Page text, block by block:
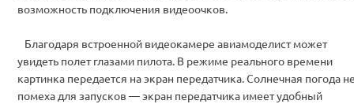
возможность подключения видеоочков.
Благодаря встроенной видеокамере авиамоделист может
увидеть полет глазами пилота. В режиме реального времени
картинка передается на экран передатчика. Солнечная погода
помеха для запусков — экран передатчика имеет удобный